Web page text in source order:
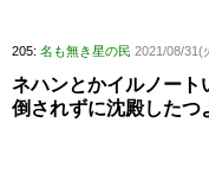
205: 名も無き星の民 2021/08/31(
ネハンとかイルノート
倒されずに沈殿したつ